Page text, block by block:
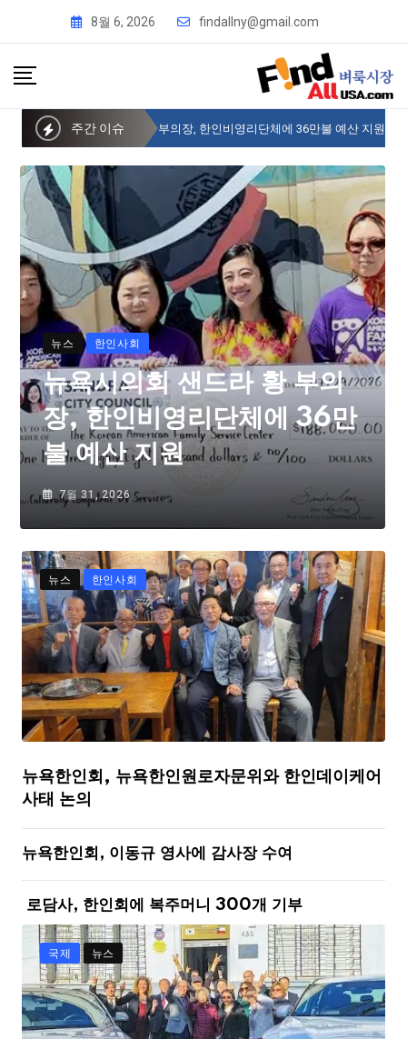
8월 6, 2026 findallny@gmail.com
주간 이슈
뉴욕시의회 샌드라 황 부의장, 한인비영리단체에 36만불 예산 지원
뉴스 한인사회
뉴욕시의회 샌드라 황 부의
장, 한인비영리단체에 36만
불 예산 지원
7월 31, 2026
뉴스 한인사회
뉴욕한인회, 뉴욕한인원로자문위와 한인데이케어
사태 논의
뉴욕한인회, 이동규 영사에 감사장 수여
로담사, 한인회에 복주머니 300개 기부
국제 뉴스